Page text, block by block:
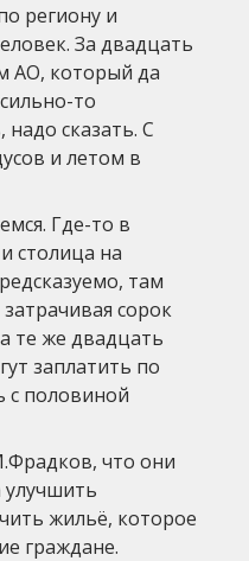
региону и
За двадцать
АО, который да
то
сказать. С
и летом в
Где-то в
столица на
там
сорок
те же двадцать
заплатить по
с половиной
что они
улучшить
жильё, которое
граждане.